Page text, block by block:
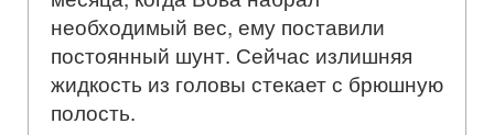
необходимый вес, ему поставили
постоянный шунт. Сейчас излишняя
жидкость из головы стекает с брюшную
полость.